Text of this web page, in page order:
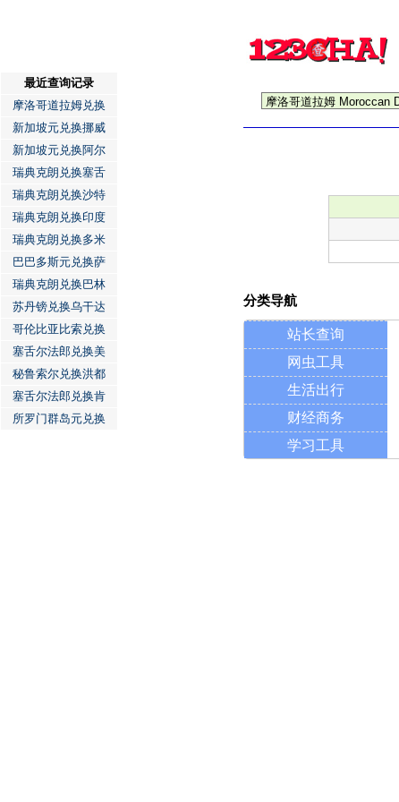
最近查询记录
摩洛哥道拉姆兑换
新加坡元兑换挪威
新加坡元兑换阿尔
瑞典克朗兑换塞舌
瑞典克朗兑换沙特
瑞典克朗兑换印度
瑞典克朗兑换多米
巴巴多斯元兑换萨
瑞典克朗兑换巴林
苏丹镑兑换乌干达
哥伦比亚比索兑换
塞舌尔法郎兑换美
秘鲁索尔兑换洪都
塞舌尔法郎兑换肯
所罗门群岛元兑换
分类导航
站长查询
网虫工具
生活出行
财经商务
学习工具